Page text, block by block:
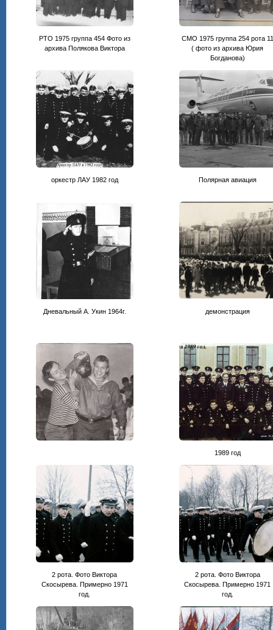
РТО 1975 группа 454 Фото из
архива Полякова Виктора
СМО 1975 группа 254 рота 11
( фото из архива Юрия
Богданова)
оркестр ЛАУ 1982 год Полярная авиация
Дневальный А. Укин 1964г. демонстрация
1989 год
2 рота. Фото Виктора
Скосырева. Примерно 1971
год.
2 рота. Фото Виктора
Скосырева. Примерно 1971
год.